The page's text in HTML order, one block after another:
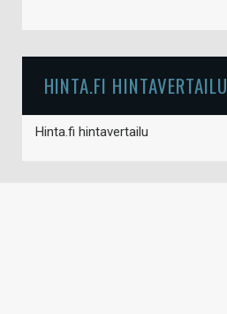
HINTA.FI HINTAVERTAILU
Hinta.fi hintavertailu